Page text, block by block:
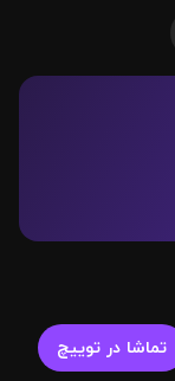
تماشا در توییچ